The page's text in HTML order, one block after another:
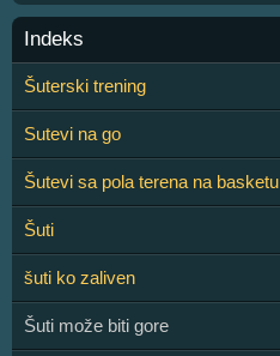
Indeks
Šuterski trening
Sutevi na go
Šutevi sa pola terena na basketu
Šuti
šuti ko zaliven
Šuti može biti gore